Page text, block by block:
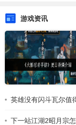
游戏资讯
英雄没有闪斗瓦尔值
下一站江湖2昭月宗